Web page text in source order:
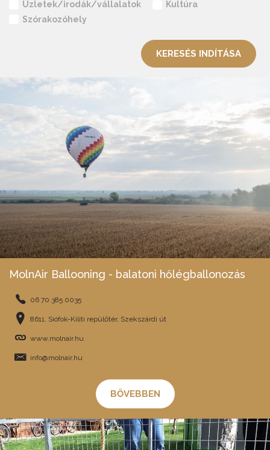
Üzletek/irodák/vállalatok
Kultúra
Szórakozóhely
KERESÉS INDÍTÁSA
MolnAir Ballooning - balatoni hőlégballonozás
06 70 385 0035
8611, Siófok-Kiliti repülőtér, Szekszárdi út
www.molnair.hu
info@molnair.hu
BŐVEBBEN